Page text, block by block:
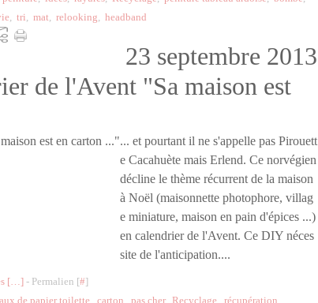
, tri, mat, relooking, headband
23 septembre 2013
de l'Avent "Sa maison est
... et pourtant il ne s'appelle pas Pirouett
e Cacahuète mais Erlend. Ce norvégien
décline le thème récurrent de la maison
à Noël (maisonnette photophore, villag
e miniature, maison en pain d'épices ...)
en calendrier de l'Avent. Ce DIY néces
site de l'anticipation....
[…] - Permalien [#]
de papier toilette carton pas cher, Recyclage récupération